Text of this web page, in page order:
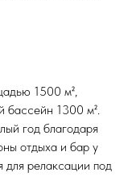
1500 м²,
бассейн 1300 м².
год благодаря
отдыха и бар у
для релаксации под